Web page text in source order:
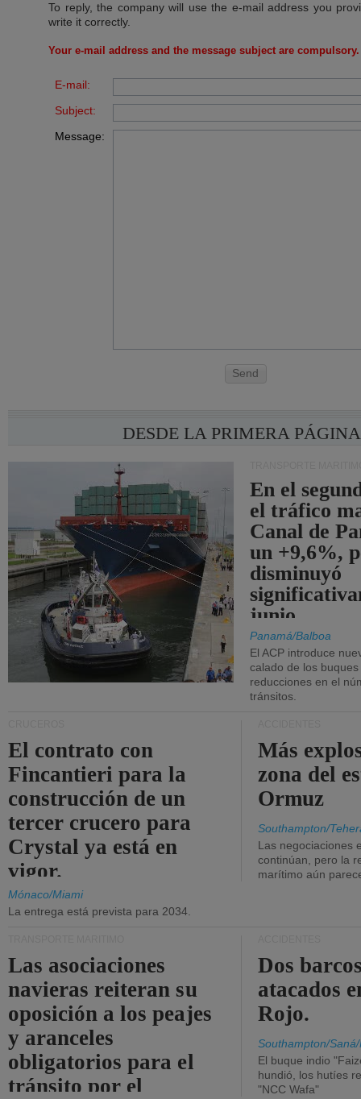
To reply, the company will use the e-mail address you
write it correctly.
Your e-mail address and the message subject are compulsory.
E-mail:
Subject:
Message:
Send
DESDE LA PRIMERA PÁGINA
En el
el tráfico
Canal de
un +9,6%,
disminuyó
junio.
Panamá/Balboa
El ACP introduce
calado de los
reducciones en el
tránsitos.
El contrato con
Fincantieri para la
construcción de un
tercer crucero para
Crystal ya está en
vigor.
Mónaco/Miami
La entrega está prevista para 2034.
Más
zona del
Ormuz
Southampton/
Las negociaciones
continúan, pero la
marítimo aún
Las asociaciones
navieras reiteran su
oposición a los peajes
y aranceles
obligatorios para el
tránsito por el
Dos
atacados
Rojo.
Southampton/
El buque indio
hundió, los hutíes
"NCC Wafa"